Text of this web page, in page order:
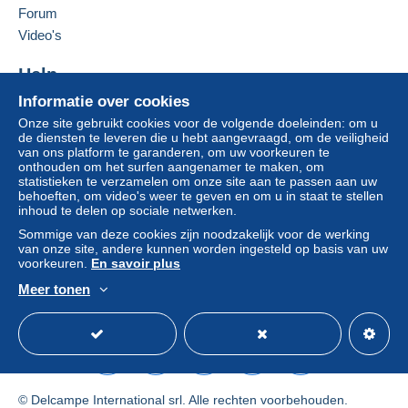
tracking)
€ 2,50
Betalingsvoorwaarden:
Alle betalingen worden gedaan met credit/debitcardof
overschrijving naar uw saldo. Er worden geen
betalingen gedaan per cheque of bankoverschrijving
rechtstreeks aan de verkoper.
De koper gebruikt de middelen die Delcampe ter
beschikking stelt in de pagina "
Een betaling die niet is verricht metcredit/debitcard
of
overboeking naar uw saldo, wordt door de verkoper
terugbetaald aan de koper. Een onbetaalde aankoop kan
gevolgen hebben voor de rekening van de koper.
Als de verkoopvoorwaarden van de verkoper clausules
Deze verkoper toevoegen aan mijn favorieten
Informatie over cookies
Onze site gebruikt cookies voor de volgende doeleinden: om u
de diensten te leveren die u hebt aangevraagd, om de veiligheid
van ons platform te garanderen, om uw voorkeuren te
onthouden om het surfen aangenamer te maken, om
statistieken te verzamelen om onze site aan te passen aan uw
behoeften, om video's weer te geven en om u in staat te stellen
inhoud te delen op sociale netwerken.
Sommige van deze cookies zijn noodzakelijk voor de werking
van onze site, andere kunnen worden ingesteld op basis van uw
voorkeuren. En savoir plus
Meer tonen
Forum
Video's
Help
Hulpcentrum
Kopen op Delcampe
Verkopen op Delcampe
Een beveiligde website
© Delcampe International srl. Alle rechten voorbehouden.